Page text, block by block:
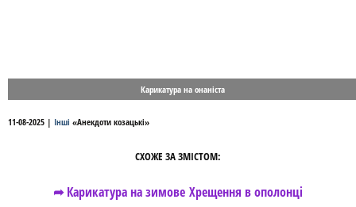
Карикатура на онаніста
11-08-2025 | Інші «Анекдоти козацькі»
СХОЖЕ ЗА ЗМІСТОМ:
➦ Карикатура на зимове Хрещення в ополонці